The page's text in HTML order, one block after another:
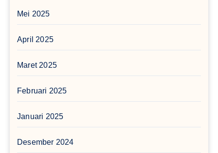
Mei 2025
April 2025
Maret 2025
Februari 2025
Januari 2025
Desember 2024